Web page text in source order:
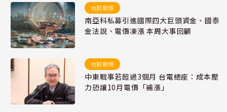
台股動態
南亞科私募引進國際四大巨頭資金、國泰
金法說、電價凍漲 本周大事回顧
台股動態
中東戰事若超過3個月 台電總座：成本壓
力恐讓10月電價「補漲」